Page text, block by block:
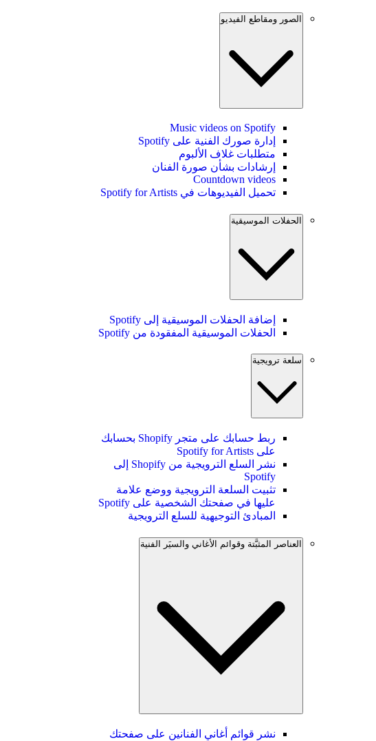
الصور ومقاطع الفيديو
Music videos on Spotify
إدارة صورك الفنية على Spotify
متطلبات غلاف الألبوم
إرشادات بشأن صورة الفنان
Countdown videos
تحميل الفيديوهات في Spotify for Artists
الحفلات الموسيقية
إضافة الحفلات الموسيقية إلى Spotify
الحفلات الموسيقية المفقودة من Spotify
سلعة ترويجية
ربط حسابك على متجر Shopify بحسابك
على Spotify for Artists
نشر السلع الترويجية من Shopify إلى
Spotify
تثبيت السلعة الترويجية ووضع علامة
عليها في صفحتك الشخصية على Spotify
المبادئ التوجيهية للسلع الترويجية
العناصر المثبَّتة وقوائم الأغاني والسيَر الفنية
نشر قوائم أغاني الفنانين على صفحتك